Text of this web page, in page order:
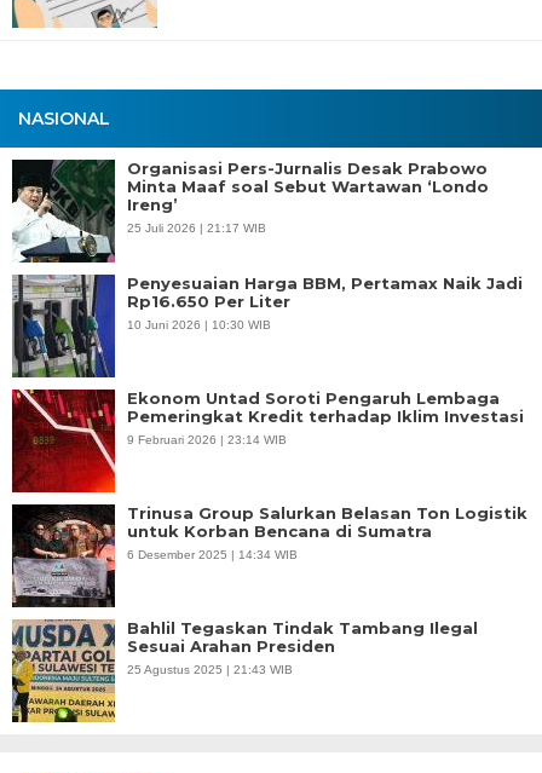
NASIONAL
Organisasi Pers-Jurnalis Desak Prabowo
Minta Maaf soal Sebut Wartawan ‘Londo
Ireng’
25 Juli 2026 | 21:17 WIB
Penyesuaian Harga BBM, Pertamax Naik Jadi
Rp16.650 Per Liter
10 Juni 2026 | 10:30 WIB
Ekonom Untad Soroti Pengaruh Lembaga
Pemeringkat Kredit terhadap Iklim Investasi
9 Februari 2026 | 23:14 WIB
Trinusa Group Salurkan Belasan Ton Logistik
untuk Korban Bencana di Sumatra
6 Desember 2025 | 14:34 WIB
Bahlil Tegaskan Tindak Tambang Ilegal
Sesuai Arahan Presiden
25 Agustus 2025 | 21:43 WIB